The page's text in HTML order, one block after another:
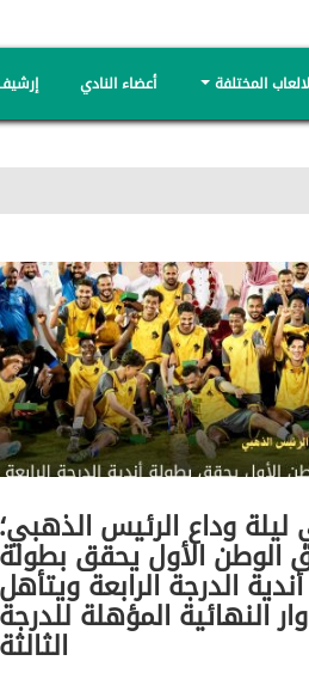
المختلفة أعضاء النادي
وداع الرئيس الذهبي؛
الوطن الأول يحقق بطولة
أندية الدرجة الرابعة ويتأهل
النهائية المؤهلة للدرجة
الثالثة